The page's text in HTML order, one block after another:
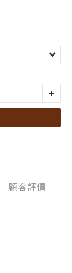
顧客評價